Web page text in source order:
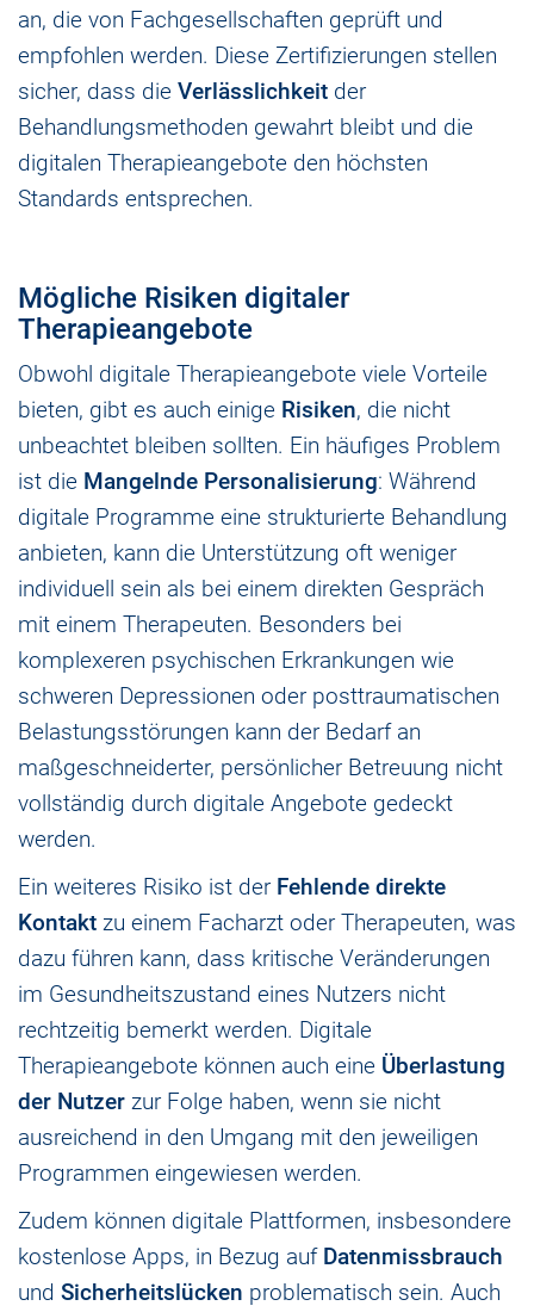
an, die von Fachgesellschaften geprüft und
empfohlen werden. Diese Zertifizierungen stellen
sicher, dass die Verlässlichkeit der
Behandlungsmethoden gewahrt bleibt und die
digitalen Therapieangebote den höchsten
Standards entsprechen.
Mögliche Risiken digitaler
Therapieangebote
Obwohl digitale Therapieangebote viele Vorteile
bieten, gibt es auch einige Risiken, die nicht
unbeachtet bleiben sollten. Ein häufiges Problem
ist die Mangelnde Personalisierung: Während
digitale Programme eine strukturierte Behandlung
anbieten, kann die Unterstützung oft weniger
individuell sein als bei einem direkten Gespräch
mit einem Therapeuten. Besonders bei
komplexeren psychischen Erkrankungen wie
schweren Depressionen oder posttraumatischen
Belastungsstörungen kann der Bedarf an
maßgeschneiderter, persönlicher Betreuung nicht
vollständig durch digitale Angebote gedeckt
werden.
Ein weiteres Risiko ist der Fehlende direkte
Kontakt zu einem Facharzt oder Therapeuten, was
dazu führen kann, dass kritische Veränderungen
im Gesundheitszustand eines Nutzers nicht
rechtzeitig bemerkt werden. Digitale
Therapieangebote können auch eine Überlastung
der Nutzer zur Folge haben, wenn sie nicht
ausreichend in den Umgang mit den jeweiligen
Programmen eingewiesen werden.
Zudem können digitale Plattformen, insbesondere
kostenlose Apps, in Bezug auf Datenmissbrauch
und Sicherheitslücken problematisch sein. Auch